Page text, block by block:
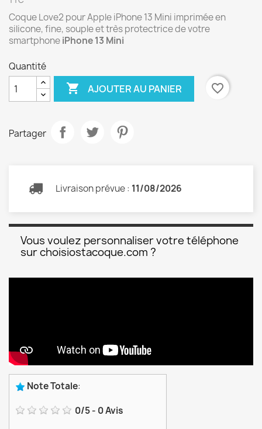
Coque Love2 pour Apple iPhone 13 Mini imprimée en
silicone, fine, souple et très protectrice de votre
smartphoneiPhone 13 Mini
Quantité
 AJOUTER AU PANIER favorite_border
Partager
Livraison prévue : 11/08/2026
Vous voulez personnaliser votre téléphone
sur choisiostacoque.com ?
Note Totale:
0/5- 0Avis